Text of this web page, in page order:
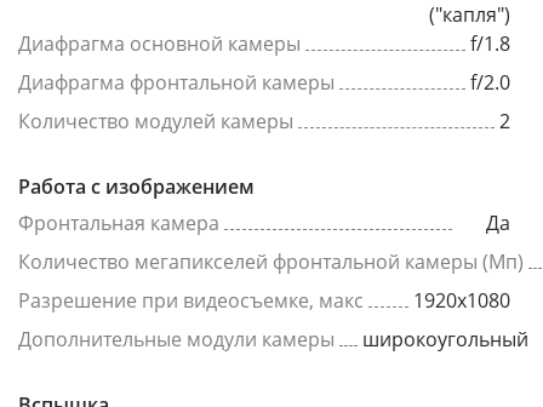
("капля")
Диафрагма основной камеры
f/1.8
Диафрагма фронтальной камеры
f/2.0
Количество модулей камеры
2
Работа с изображением
Фронтальная камера
Да
Количество мегапикселей фронтальной камеры (Мп)
Разрешение при видеосъемке, макс
1920x1080
Дополнительные модули камеры
широкоугольный